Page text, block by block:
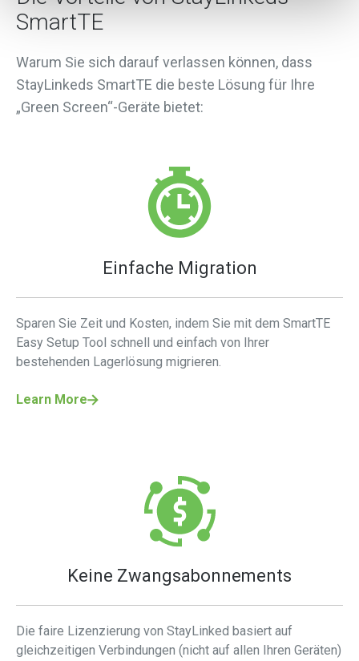
SmartTE
Warum Sie sich darauf verlassen können, dass
StayLinkeds SmartTE die beste Lösung für Ihre
„Green Screen“-Geräte bietet:
Einfache Migration
Sparen Sie Zeit und Kosten, indem Sie mit dem SmartTE
Easy Setup Tool schnell und einfach von Ihrer
bestehenden Lagerlösung migrieren.
Learn More
Keine Zwangsabonnements
Die faire Lizenzierung von StayLinked basiert auf
gleichzeitigen Verbindungen (nicht auf allen Ihren Geräten)